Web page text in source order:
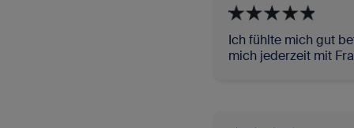
Ich fühlte mich gut
mich jederzeit mit